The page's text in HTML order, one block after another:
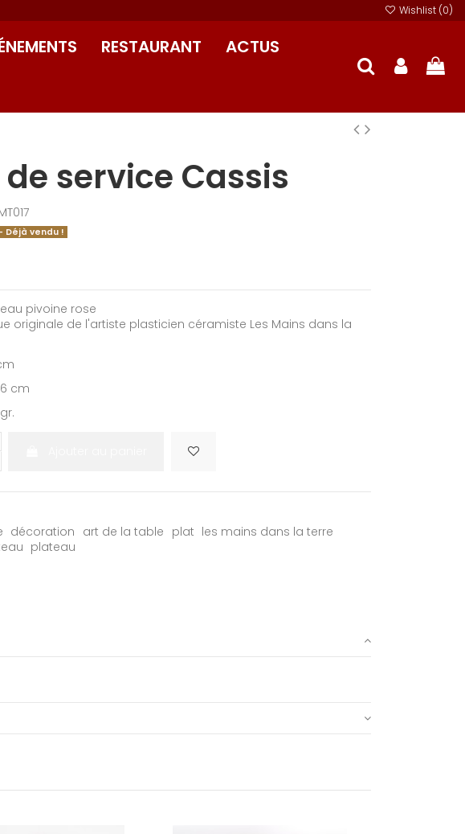
Wishlist (0)
RESTAURANT
ACTUS
de service Cassis
Déjà vendu !
pivoine rose
originale de l'artiste plasticien céramiste Les Mains dans la
cm
décoration art de la table plat les mains dans la terre
plateau